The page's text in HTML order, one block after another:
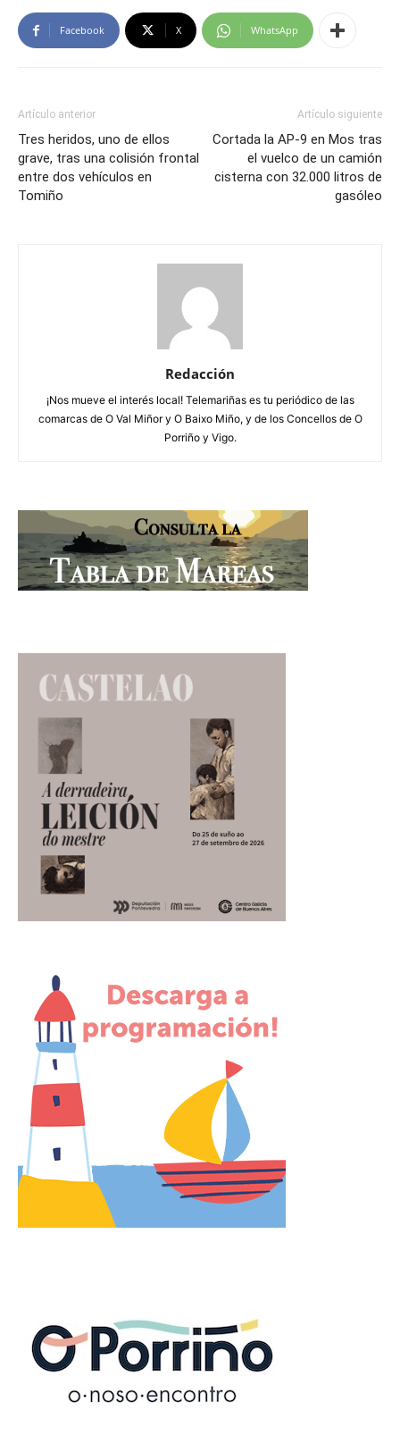
Facebook X WhatsApp
Artículo anterior
Tres heridos, uno de ellos
grave, tras una colisión frontal
entre dos vehículos en
Tomiño
Artículo siguiente
Cortada la AP-9 en Mos tras
el vuelco de un camión
cisterna con 32.000 litros de
gasóleo
Redacción
¡Nos mueve el interés local! Telemariñas es tu periódico de las
comarcas de O Val Miñor y O Baixo Miño, y de los Concellos de O
Porriño y Vigo.